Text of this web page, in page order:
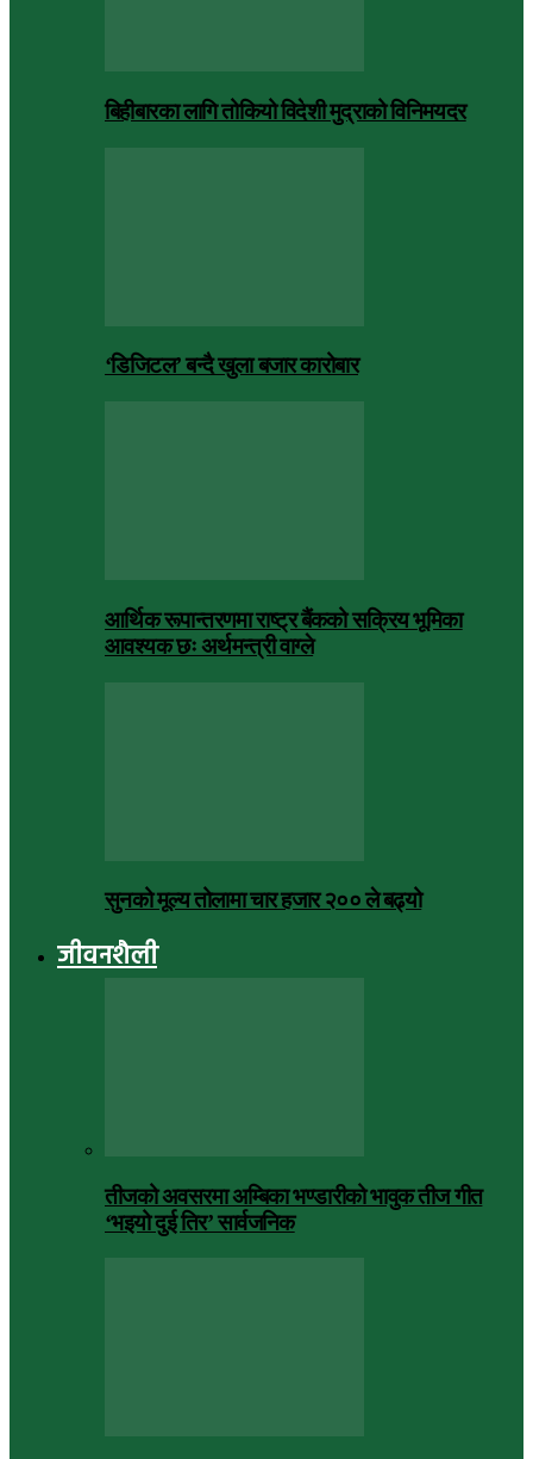
बिहीबारका लागि तोकियो विदेशी मुद्राको विनिमयदर
‘डिजिटल’ बन्दै खुला बजार कारोबार
आर्थिक रूपान्तरणमा राष्ट्र बैंकको सक्रिय भूमिका
आवश्यक छः अर्थमन्त्री वाग्ले
सुनको मूल्य तोलामा चार हजार २०० ले बढ्यो
जीवनशैली
तीजको अवसरमा अम्बिका भण्डारीको भावुक तीज गीत
‘भइयो दुई तिर’ सार्वजनिक